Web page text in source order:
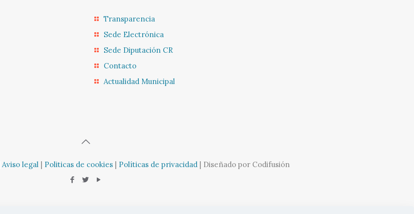
Transparencia
Sede Electrónica
Sede Diputación CR
Contacto
Actualidad Municipal
Aviso legal | Politicas de cookies | Políticas de privacidad | Diseñado por Codifusión